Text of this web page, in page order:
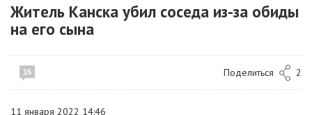
Житель Канска убил соседа из-за обиды
на его сына
15 Поделиться 2
11 января 2022 14:46